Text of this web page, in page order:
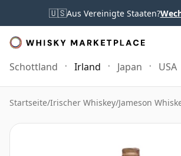
🇺🇸Aus Vereinigte Staaten?
Schottland Irland Japan USA
Startseite/Irischer Whiskey/Jameson